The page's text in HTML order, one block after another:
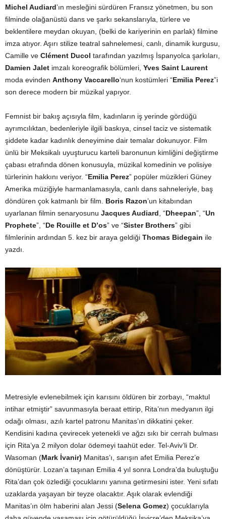
Michel Audiard’ın mesleğini sürdüren Fransız yönetmen, bu son
filminde olağanüstü dans ve şarkı sekanslarıyla, türlere ve
beklentilere meydan okuyan, (belki de kariyerinin en parlak) filmine
imza atıyor. Aşırı stilize teatral sahnelemesi, canlı, dinamik kurgusu,
Camille ve Clément Ducol tarafından yazılmış İspanyolca şarkıları,
Damien Jalet imzalı koreografik bölümleri, Yves Saint Laurent
moda evinden Anthony Vaccarello‘nun kostümleri “Emilia Perez”i
son derece modern bir müzikal yapıyor.
Femnist bir bakış açısıyla film, kadınların iş yerinde gördüğü
ayrımcılıktan, bedenleriyle ilgili baskıya, cinsel taciz ve sistematik
şiddete kadar kadınlık deneyimine dair temalar dokunuyor. Film
ünlü bir Meksikalı uyuşturucu karteli baronunun kimliğini değiştirme
çabası etrafında dönen konusuyla, müzikal komedinin ve polisiye
türlerinin hakkını veriyor. “Emilia Perez” popüler müzikleri Güney
Amerika müziğiyle harmanlamasıyla, canlı dans sahneleriyle, baş
döndüren çok katmanlı bir film. Boris Razon’un kitabından
uyarlanan filmin senaryosunu Jacques Audiard , “Dheepan”, “Un
Prophete”, “De Rouille et D’os” ve “Sister Brothers” gibi
filmlerinin ardından 5. kez bir araya geldiği Thomas Bidegain ile
yazdı.
Metresiyle evlenebilmek için karısını öldüren bir zorbayı, “maktul
intihar etmiştir” savunmasıyla beraat ettirip, Rita’nın medyanın ilgi
odağı olması, azılı kartel patronu Manitas’ın dikkatini çeker.
Kendisini kadına çevirecek yetenekli ve ağzı sıkı bir cerrah bulması
için Rita’ya 2 milyon dolar ödemeyi taahüt eder. Tel-Aviv’li Dr.
Wasoman (Mark İvanir) Manitas’ı, sarışın afet Emilia Perez’e
dönüştürür. Lozan’a taşınan Emilia 4 yıl sonra Londra’da buluştuğu
Rita’dan çok özlediği çocuklarını yanına getirmesini ister. Yeni sıfatı
uzaklarda yaşayan bir teyze olacaktır. Aşık olarak evlendiği
Manitas’ın ölm haberini alan Jessi (Selena Gomez) çocuklarıyla